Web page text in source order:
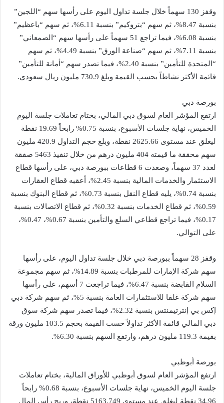
وقفز 130 سهماً خلال جلسة تداول اليوم على رأسها سهم “اللجين”
بنسبة 8.47%، ثم سهم “بتروكيم” بنسبة 6.11%، ثم سهم “باعظيم”
بنسبة 6.08%، فيما تراجع 51 سهماً على رأسها سهم “الصمعاني”
بنسبة 7.11%، ثم سهم “صناعة الورق” بنسبة 4.49%، ثم سهم
“المتحدة للتأمين” بنسبة 2.40%، فيما تصدر سهم “أمانة للتأمين”
قائمة الأكثر نشاطاً بحسب القيمة وبلغ 730.9 مليون ريال سعودي.
بورصة دبي
ارتفع المؤشر العام لسوق دبي المالي، بختام تعاملات جلسة اليوم
الخميس، نهاية جلسات الأسبوع، بنسبة 0.75% رابحاً 19.69 نقطة
ليغلق عند مستوى 2625.66 نقطة، وبلغ حجم التداول 420.9 مليون
سهم محققة ما قيمته 404 مليون درهم من خلال تنفيذ 5463 صفقة
لعدد 37 سهماً، وصعدت 6 قطاعات ببورصة دبي، على رأسها قطاع
الاستثمار والخدمات المالية بنسبة 2.45%، أعقبه قطاع العقارات
بنسبة 0.74%، يليه قطاع النقل بنسبة 0.73%، ثم قطاع البنوك بنسبة
0.59%، ثم قطاع الخدمات بنسبة 0.32%، ثم قطاع الاتصالات بنسبة
0.17%، فيما تراجع قطاعي السلع والتأمين بنسبة 0.67%، 0.47%،
على التوالي.
وقفز 28 سهماً ببورصة دبي خلال جلسة تداول اليوم، على رأسها
سهم شركة الإمارات للمرطبات بنسبة 14.89%، ثم سهم مجموعة
السلام القابضة بنسبة 6.47%، فيما تراجعت 7 أسهم، على رأسها
سهم شركة غلفا للاستثمارات العامة بنسبة 5%، ثم سهم شركة دبي
إكس بي إنترتيمنتس بنسبة 2.32%، فيما تصدر سهم شركة سوق
دبي المالي قائمة الأكثر تداولاً حسب القيمة بحجم 103.5 مليون ورقة
بقيمة 119.3 مليون درهم، وارتفع السهم بنسبة 6.30%.
بورصة أبوظبي
ارتفع المؤشر العام لسوق أبوظبي للأوراق المالية، بختام تعاملات
جلسة اليوم الخميس، نهاية جلسات الأسبوع، بنسبة 0.68% رابحاً
34.96 نقطة ليغلق عند مستوى 5163.749 نقطة، وربح رأس المال